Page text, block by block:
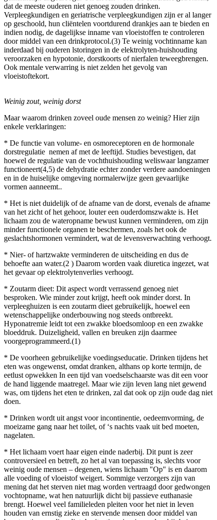
dat de meeste ouderen niet genoeg zouden drinken.
Verpleegkundigen en geriatrische verpleegkundigen zijn er al langer
op geschoold, hun cliëntelen voortdurend drankjes aan te bieden en
indien nodig, de dagelijkse inname van vloeistoffen te controleren
door middel van een drinkprotocol.(3) Te weinig vochtinname kan
inderdaad bij ouderen lstoringen in de elektrolyten-huishouding
veroorzaken en hypotonie, dorstkoorts of nierfalen teweegbrengen.
Ook mentale verwarring is niet zelden het gevolg van
vloeistoftekort.
Weinig zout, weinig dorst
Maar waarom drinken zoveel oude mensen zo weinig? Hier zijn
enkele verklaringen:
* De functie van volume- en osmoreceptoren en de hormonale
dorstregulatie nemen af met de leeftijd. Studies bevestigen, dat
hoewel de regulatie van de vochthuishouding weliswaar langzamer
functioneert(4,5) de dehydratie echter zonder verdere aandoeningen
en in de huiselijke omgeving normalerwijze geen gevaarlijke
vormen aanneemt..
* Het is niet duidelijk of de afname van de dorst, evenals de afname
van het zicht of het gehoor, louter een ouderdomszwakte is. Het
lichaam zou de wateropname bewust kunnen verminderen, om zijn
minder functionele organen te beschermen, zoals het ook de
geslachtshormonen vermindert, wat de levensverwachting verhoogt.
* Nier- of hartzwakte verminderen de uitscheiding en dus de
behoefte aan water.(2 ) Daarom worden vaak diuretica ingezet, wat
het gevaar op elektrolytenverlies verhoogt.
* Zoutarm dieet: Dit aspect wordt verrassend genoeg niet
besproken. Wie minder zout krijgt, heeft ook minder dorst. In
verpleeghuizen is een zoutarm dieet gebruikelijk, hoewel een
wetenschappelijke onderbouwing nog steeds ontbreekt.
Hyponatremie leidt tot een zwakke bloedsomloop en een zwakke
bloeddruk. Duizeligheid, vallen en breuken zijn daarmee
voorgeprogrammeerd.(1)
* De voorheen gebruikelijke voedingseducatie. Drinken tijdens het
eten was ongewenst, omdat dranken, althans op korte termijn, de
eetlust opwekken In een tijd van voedselschaarste was dit een voor
de hand liggende maatregel. Maar wie zijn leven lang niet gewend
was, om tijdens het eten te drinken, zal dat ook op zijn oude dag niet
doen.
* Drinken wordt uit angst voor incontinentie, oedeemvorming, de
moeizame gang naar het toilet, of ‘s nachts vaak uit bed moeten,
nagelaten.
* Het lichaam voert haar eigen einde naderbij. Dit punt is zeer
controversieel en betreft, zo het al van toepassing is, slechts voor
weinig oude mensen – degenen, wiens lichaam "Op" is en daarom
alle voeding of vloeistof weigert. Sommige verzorgers zijn van
mening dat het sterven niet mag worden vertraagd door gedwongen
vochtopname, wat hen natuurlijk dicht bij passieve euthanasie
brengt. Hoewel veel familieleden pleiten voor het niet in leven
houden van ernstig zieke en stervende mensen door middel van